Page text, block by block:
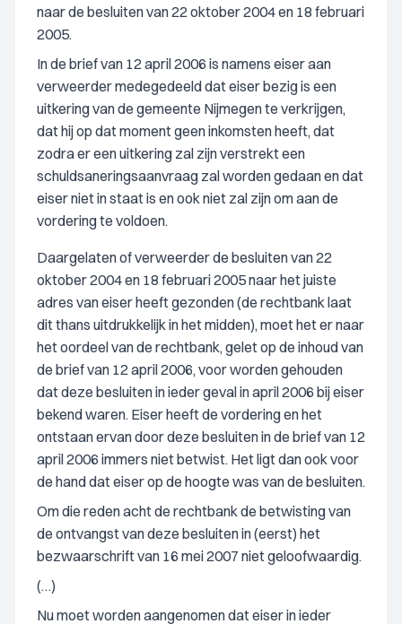
naar de besluiten van 22 oktober 2004 en 18 februari
2005.
In de brief van 12 april 2006 is namens eiser aan
verweerder medegedeeld dat eiser bezig is een
uitkering van de gemeente Nijmegen te verkrijgen,
dat hij op dat moment geen inkomsten heeft, dat
zodra er een uitkering zal zijn verstrekt een
schuldsaneringsaanvraag zal worden gedaan en dat
eiser niet in staat is en ook niet zal zijn om aan de
vordering te voldoen.
Daargelaten of verweerder de besluiten van 22
oktober 2004 en 18 februari 2005 naar het juiste
adres van eiser heeft gezonden (de rechtbank laat
dit thans uitdrukkelijk in het midden), moet het er naar
het oordeel van de rechtbank, gelet op de inhoud van
de brief van 12 april 2006, voor worden gehouden
dat deze besluiten in ieder geval in april 2006 bij eiser
bekend waren. Eiser heeft de vordering en het
ontstaan ervan door deze besluiten in de brief van 12
april 2006 immers niet betwist. Het ligt dan ook voor
de hand dat eiser op de hoogte was van de besluiten.
Om die reden acht de rechtbank de betwisting van
de ontvangst van deze besluiten in (eerst) het
bezwaarschrift van 16 mei 2007 niet geloofwaardig.
(…)
Nu moet worden aangenomen dat eiser in ieder